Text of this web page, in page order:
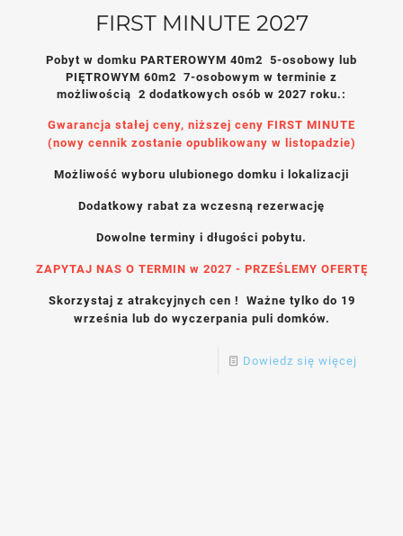
FIRST MINUTE 2027
Pobyt w domku PARTEROWYM 40m2 5-osobowy lub
PIĘTROWYM 60m2 7-osobowym w terminie z
możliwością 2 dodatkowych osób w 2027 roku.:
Gwarancja stałej ceny, niższej ceny FIRST MINUTE
(nowy cennik zostanie opublikowany w listopadzie)
Możliwość wyboru ulubionego domku i lokalizacji
Dodatkowy rabat za wczesną rezerwację
Dowolne terminy i długości pobytu.
ZAPYTAJ NAS O TERMIN w 2027 - PRZEŚLEMY OFERTĘ
Skorzystaj z atrakcyjnych cen ! Ważne tylko do 19
września lub do wyczerpania puli domków.
Dowiedz się więcej